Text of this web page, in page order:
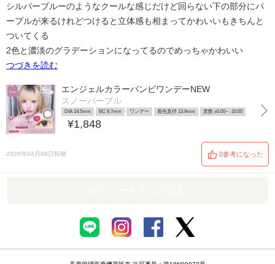
シルバーブルーのようなクールな感じだけど回らない下の部分にパ
ープルが来るけれどつけると立体感も相まってかわいいもきちんと
ついてくる
2色と濃淡のグラデーションになってるのでめっちゃかわいい
つづきを読む
エンジェルカラーバンビワンデーNEW
スノーパープル
DIA 14.5mm BC 8.7mm ワンデー 着色直径 13.9mm 度数 ±0.00~ -10.00
¥1,848
2026年04月08日投稿 0参考になった